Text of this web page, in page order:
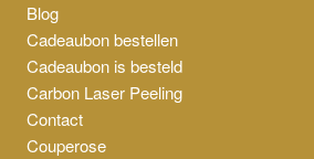
Blog
Cadeaubon bestellen
Cadeaubon is besteld
Carbon Laser Peeling
Contact
Couperose